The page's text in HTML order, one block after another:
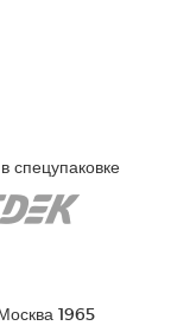
спецупаковке
1965